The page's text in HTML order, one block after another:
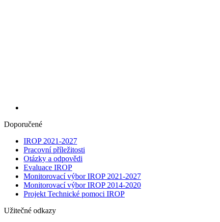
Doporučené
IROP 2021-2027
Pracovní příležitosti
Otázky a odpovědi
Evaluace IROP
Monitorovací výbor IROP 2021-2027
Monitorovací výbor IROP 2014-2020
Projekt Technické pomoci IROP
Užitečné odkazy